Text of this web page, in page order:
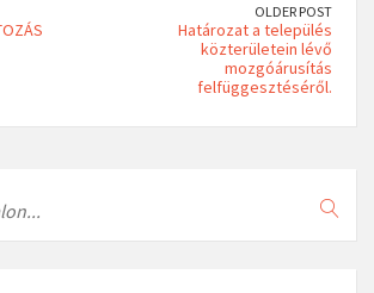
OLDER POST
Határozat a település
közterületein lévő
mozgóárusítás
felfüggesztéséről.